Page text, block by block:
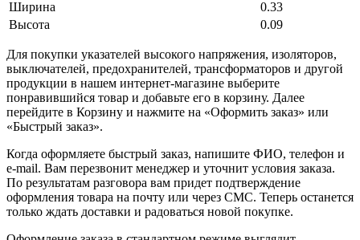
Ширина
0.33
Высота
0.09
Для покупки указателей высокого напряжения, изоляторов,
выключателей, предохранителей, трансформаторов и другой
продукции в нашем интернет-магазине выберите
понравившийся товар и добавьте его в корзину. Далее
перейдите в Корзину и нажмите на «Оформить заказ» или
«Быстрый заказ».
Когда оформляете быстрый заказ, напишите ФИО, телефон и
e-mail. Вам перезвонит менеджер и уточнит условия заказа.
По результатам разговора вам придет подтверждение
оформления товара на почту или через СМС. Теперь останется
только ждать доставки и радоваться новой покупке.